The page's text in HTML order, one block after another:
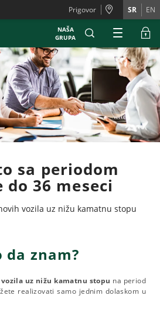
Prigovor SR EN
NAŠA
GRUPA
sa periodom
36 meseci
vozila uz nižu kamatnu stopu
da znam?
uz nižu kamatnu stopu na period
realizovati samo jednim dolaskom u